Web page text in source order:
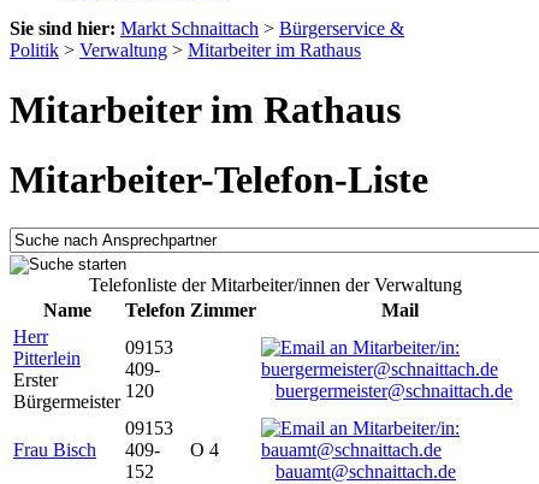
Sie sind hier: Markt Schnaittach > Bürgerservice &
Politik > Verwaltung > Mitarbeiter im Rathaus
Mitarbeiter im Rathaus
Mitarbeiter-Telefon-Liste
Telefonliste der Mitarbeiter/innen der Verwaltung
Name
Telefon Zimmer
Mail
Herr
Pitterlein
Erster
Bürgermeister
09153
409-
120
buergermeister@schnaittach.de
Frau Bisch
09153
409-
152
O 4
bauamt@schnaittach.de